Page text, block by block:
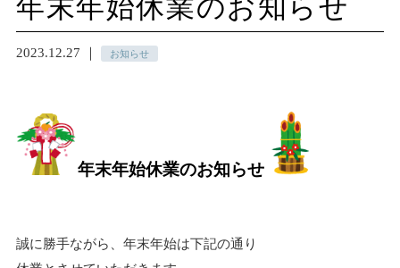
年末年始休業のお知らせ
2023.12.27 ｜ お知らせ
年末年始休業のお知らせ
誠に勝手ながら、年末年始は下記の通り